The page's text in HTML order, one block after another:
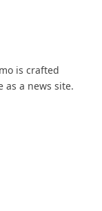
is crafted
as a news site.